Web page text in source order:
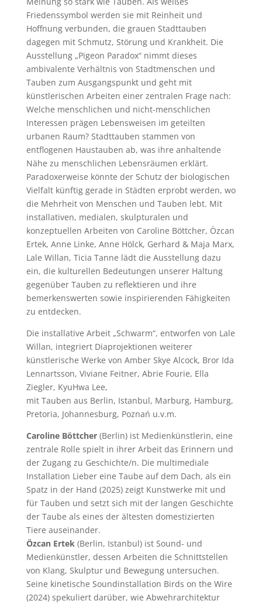
Friedenssymbol werden sie mit Reinheit und
Hoffnung verbunden, die grauen Stadttauben
dagegen mit Schmutz, Störung und Krankheit. Die
Ausstellung „Pigeon Paradox“ nimmt dieses
ambivalente Verhältnis von Stadtmenschen und
Tauben zum Ausgangspunkt und geht mit
künstlerischen Arbeiten einer zentralen Frage nach:
Welche menschlichen und nicht-menschlichen
Interessen prägen Lebensweisen im geteilten
urbanen Raum? Stadttauben stammen von
entflogenen Haustauben ab, was ihre anhaltende
Nähe zu menschlichen Lebensräumen erklärt.
Paradoxerweise könnte der Schutz der biologischen
Vielfalt künftig gerade in Städten erprobt werden, wo
die Mehrheit von Menschen und Tauben lebt. Mit
installativen, medialen, skulpturalen und
konzeptuellen Arbeiten von Caroline Böttcher, Özcan
Ertek, Anne Linke, Anne Hölck, Gerhard & Maja Marx,
Lale Willan, Ticia Tanne lädt die Ausstellung dazu
ein, die kulturellen Bedeutungen unserer Haltung
gegenüber Tauben zu reflektieren und ihre
bemerkenswerten sowie inspirierenden Fähigkeiten
zu entdecken.
Die installative Arbeit „Schwarm“, entworfen von Lale
Willan, integriert Diaprojektionen weiterer
künstlerische Werke von Amber Skye Alcock, Bror Ida
Lennartsson, Viviane Feitner, Abrie Fourie, Ella
Ziegler, KyuHwa Lee,
mit Tauben aus Berlin, Istanbul, Marburg, Hamburg,
Pretoria, Johannesburg, Poznań u.v.m.
Caroline Böttcher(Berlin) ist Medienkünstlerin, eine
zentrale Rolle spielt in ihrer Arbeit das Erinnern und
der Zugang zu Geschichte/n. Die multimediale
Installation Lieber eine Taube auf dem Dach, als ein
Spatz in der Hand (2025) zeigt Kunstwerke mit und
für Tauben und setzt sich mit der langen Geschichte
der Taube als eines der ältesten domestizierten
Tiere auseinander.
Özcan Ertek(Berlin, Istanbul) ist Sound- und
Medienkünstler, dessen Arbeiten die Schnittstellen
von Klang, Skulptur und Bewegung untersuchen.
Seine kinetische Soundinstallation Birds on the Wire
(2024) spekuliert darüber, wie Abwehrarchitektur